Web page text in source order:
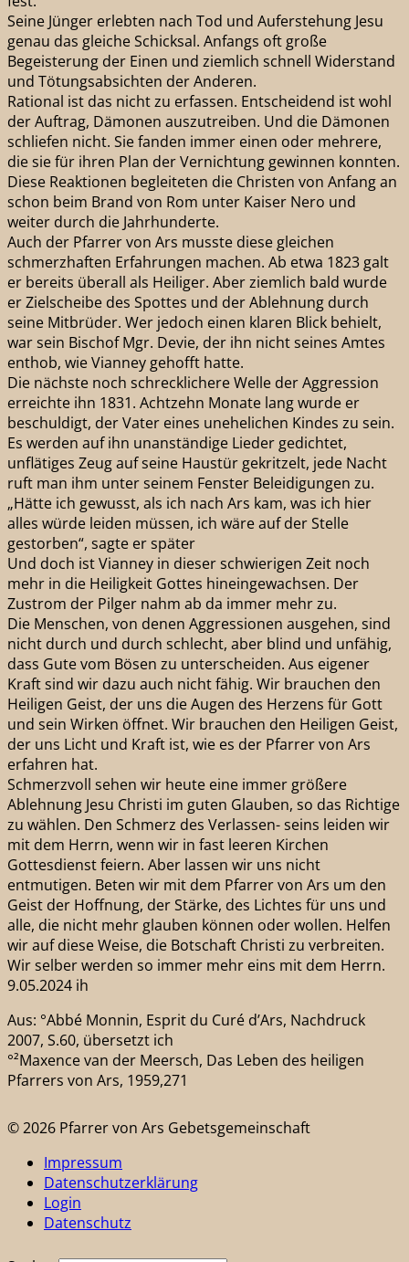
Seine Jünger erlebten nach Tod und Auferstehung Jesu
genau das gleiche Schicksal. Anfangs oft große
Begeisterung der Einen und ziemlich schnell Widerstand
und Tötungsabsichten der Anderen.
Rational ist das nicht zu erfassen. Entscheidend ist wohl
der Auftrag, Dämonen auszutreiben. Und die Dämonen
schliefen nicht. Sie fanden immer einen oder mehrere,
die sie für ihren Plan der Vernichtung gewinnen konnten.
Diese Reaktionen begleiteten die Christen von Anfang an
schon beim Brand von Rom unter Kaiser Nero und
weiter durch die Jahrhunderte.
Auch der Pfarrer von Ars musste diese gleichen
schmerzhaften Erfahrungen machen. Ab etwa 1823 galt
er bereits überall als Heiliger. Aber ziemlich bald wurde
er Zielscheibe des Spottes und der Ablehnung durch
seine Mitbrüder. Wer jedoch einen klaren Blick behielt,
war sein Bischof Mgr. Devie, der ihn nicht seines Amtes
enthob, wie Vianney gehofft hatte.
Die nächste noch schrecklichere Welle der Aggression
erreichte ihn 1831. Achtzehn Monate lang wurde er
beschuldigt, der Vater eines unehelichen Kindes zu sein.
Es werden auf ihn unanständige Lieder gedichtet,
unflätiges Zeug auf seine Haustür gekritzelt, jede Nacht
ruft man ihm unter seinem Fenster Beleidigungen zu.
„Hätte ich gewusst, als ich nach Ars kam, was ich hier
alles würde leiden müssen, ich wäre auf der Stelle
gestorben“, sagte er später
Und doch ist Vianney in dieser schwierigen Zeit noch
mehr in die Heiligkeit Gottes hineingewachsen. Der
Zustrom der Pilger nahm ab da immer mehr zu.
Die Menschen, von denen Aggressionen ausgehen, sind
nicht durch und durch schlecht, aber blind und unfähig,
dass Gute vom Bösen zu unterscheiden. Aus eigener
Kraft sind wir dazu auch nicht fähig. Wir brauchen den
Heiligen Geist, der uns die Augen des Herzens für Gott
und sein Wirken öffnet. Wir brauchen den Heiligen Geist,
der uns Licht und Kraft ist, wie es der Pfarrer von Ars
erfahren hat.
Schmerzvoll sehen wir heute eine immer größere
Ablehnung Jesu Christi im guten Glauben, so das Richtige
zu wählen. Den Schmerz des Verlassen- seins leiden wir
mit dem Herrn, wenn wir in fast leeren Kirchen
Gottesdienst feiern. Aber lassen wir uns nicht
entmutigen. Beten wir mit dem Pfarrer von Ars um den
Geist der Hoffnung, der Stärke, des Lichtes für uns und
alle, die nicht mehr glauben können oder wollen. Helfen
wir auf diese Weise, die Botschaft Christi zu verbreiten.
Wir selber werden so immer mehr eins mit dem Herrn.
9.05.2024 ih
Aus: °Abbé Monnin, Esprit du Curé d’Ars, Nachdruck
2007, S.60, übersetzt ich
°²Maxence van der Meersch, Das Leben des heiligen
Pfarrers von Ars, 1959,271
© 2026 Pfarrer von Ars Gebetsgemeinschaft
Impressum
Datenschutzerklärung
Login
Datenschutz